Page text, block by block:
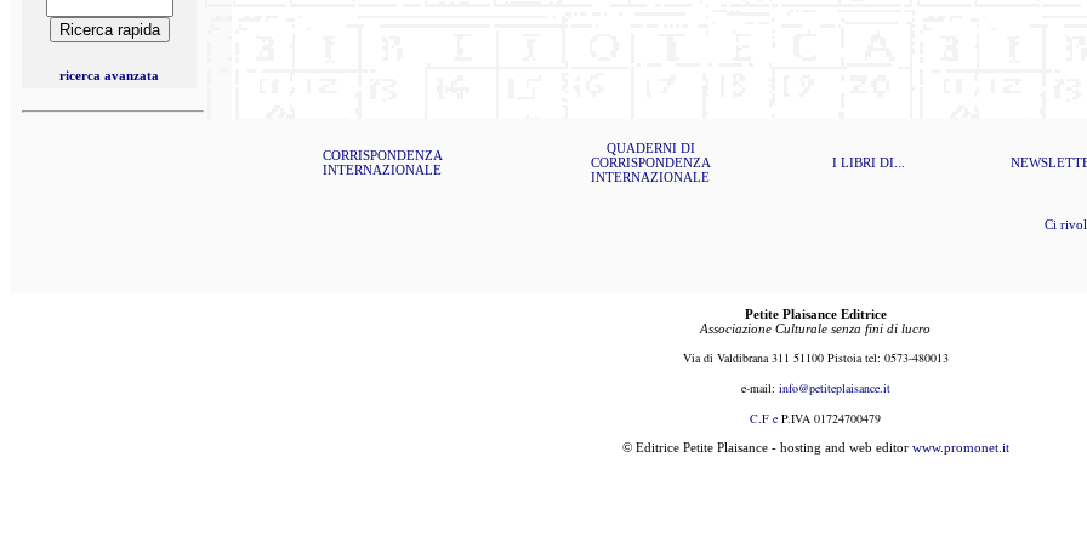
ricerca avanzata
CORRISPONDENZA
INTERNAZIONALE
QUADERNI DI
CORRISPONDENZA
INTERNAZIONALE
I LIBRI DI...
Ci
Petite Plaisance Editrice
Associazione Culturale senza fini di lucro
Via di Valdibrana 311 51100 Pistoia tel: 0573-480013
e-mail: info@petiteplaisance.it
C.F e P.IVA 01724700479
© Editrice Petite Plaisance - hosting and web editor www.promonet.it